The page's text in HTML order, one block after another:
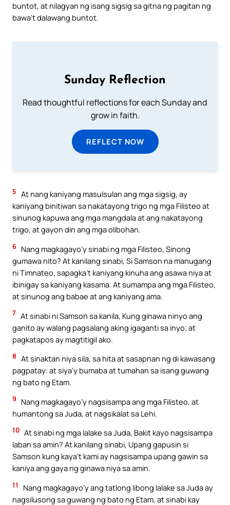
buntot, at nilagyan ng isang sigsig sa gitna ng pagitan ng
bawa’t dalawang buntot.
Sunday Reflection
Read thoughtful reflections for each Sunday and
grow in faith.
REFLECT NOW
5 At nang kaniyang masulsulan ang mga sigsig, ay
kaniyang binitiwan sa nakatayong trigo ng mga Filisteo at
sinunog kapuwa ang mga mangdala at ang nakatayong
trigo, at gayon din ang mga olibohan.
6 Nang magkagayo’y sinabi ng mga Filisteo, Sinong
gumawa nito? At kanilang sinabi, Si Samson na manugang
ni Timnateo, sapagka’t kaniyang kinuha ang asawa niya at
ibinigay sa kaniyang kasama. At sumampa ang mga Filisteo,
at sinunog ang babae at ang kaniyang ama.
7 At sinabi ni Samson sa kanila, Kung ginawa ninyo ang
ganito ay walang pagsalang aking igaganti sa inyo; at
pagkatapos ay magtitigil ako.
8 At sinaktan niya sila, sa hita at sasapnan ng di kawasang
pagpatay: at siya’y bumaba at tumahan sa isang guwang
ng bato ng Etam.
9
Nang magkagayo’y nagsisampa ang mga Filisteo, at
humantong sa Juda, at nagsikalat sa Lehi.
10 At sinabi ng mga lalake sa Juda, Bakit kayo nagsisampa
laban sa amin? At kanilang sinabi, Upang gapusin si
Samson kung kaya’t kami ay nagsisampa upang gawin sa
kaniya ang gaya ng ginawa niya sa amin.
11
Nang magkagayo’y ang tatlong libong lalake sa Juda ay
nagsilusong sa guwang ng bato ng Etam, at sinabi kay